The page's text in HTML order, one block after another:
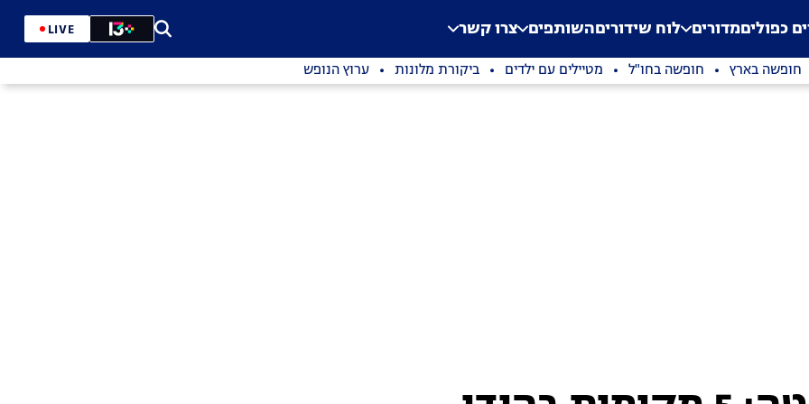
Application error: a
. כפוליםמדורים לוח שידוריםהשותפים צרו קשר LIVE
חופשה בארץ חופשה בחו"ל מטיילים עם ילדים ביקורת מלונות ערוץ הנופש